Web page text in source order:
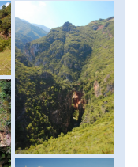
újra Chefchauen
Érdemes
és még
készített, világhírű
a városka mellett
, hogy itt várjuk
(Rif-hegység túra
400 méter fel/le,
marokkói